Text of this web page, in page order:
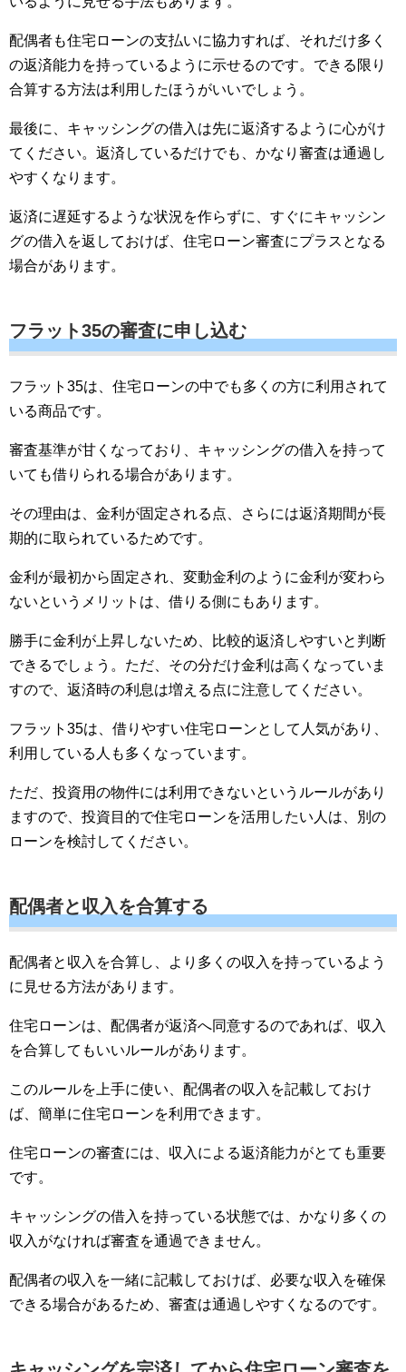
配偶者も住宅ローンの支払いに協力すれば、それだけ多く
の返済能力を持っているように示せるのです。できる限り
合算する方法は利用したほうがいいでしょう。
最後に、キャッシングの借入は先に返済するように心がけ
てください。返済しているだけでも、かなり審査は通過し
やすくなります。
返済に遅延するような状況を作らずに、すぐにキャッシン
グの借入を返しておけば、住宅ローン審査にプラスとなる
場合があります。
フラット35の審査に申し込む
フラット35は、住宅ローンの中でも多くの方に利用されて
いる商品です。
審査基準が甘くなっており、キャッシングの借入を持って
いても借りられる場合があります。
その理由は、金利が固定される点、さらには返済期間が長
期的に取られているためです。
金利が最初から固定され、変動金利のように金利が変わら
ないというメリットは、借りる側にもあります。
勝手に金利が上昇しないため、比較的返済しやすいと判断
できるでしょう。ただ、その分だけ金利は高くなっていま
すので、返済時の利息は増える点に注意してください。
フラット35は、借りやすい住宅ローンとして人気があり、
利用している人も多くなっています。
ただ、投資用の物件には利用できないというルールがあり
ますので、投資目的で住宅ローンを活用したい人は、別の
ローンを検討してください。
配偶者と収入を合算する
配偶者と収入を合算し、より多くの収入を持っているよう
に見せる方法があります。
住宅ローンは、配偶者が返済へ同意するのであれば、収入
を合算してもいいルールがあります。
このルールを上手に使い、配偶者の収入を記載しておけ
ば、簡単に住宅ローンを利用できます。
住宅ローンの審査には、収入による返済能力がとても重要
です。
キャッシングの借入を持っている状態では、かなり多くの
収入がなければ審査を通過できません。
配偶者の収入を一緒に記載しておけば、必要な収入を確保
できる場合があるため、審査は通過しやすくなるのです。